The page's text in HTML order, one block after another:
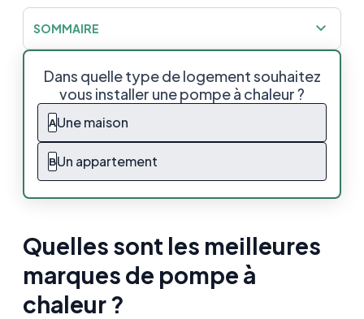
Dans quelle type de logement souhaitez
vous installer une pompe à chaleur ?
AUne maison
BUn appartement
Quelles sont les meilleures
marques de pompe à
chaleur ?
SOMMAIRE
pompe à chaleur ?
Les pompes à chaleur Bosch
Les pompes à chaleur Panasonic
Les pompes à chaleur Auer
Les pompes à chaleur Mitsubishi